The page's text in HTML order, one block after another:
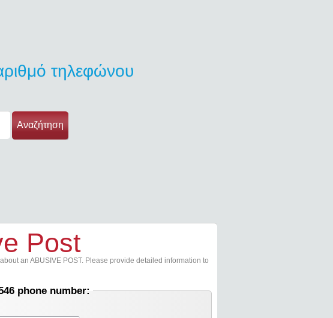
τηλεφώνου
Αναζήτηση
Post
an ABUSIVE POST. Please provide detailed information to
phone number: